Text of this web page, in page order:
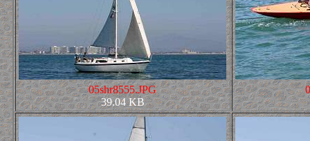
05shr8555.JPG
39.04 KB